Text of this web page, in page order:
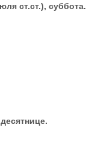
ст.ст.), суббота.